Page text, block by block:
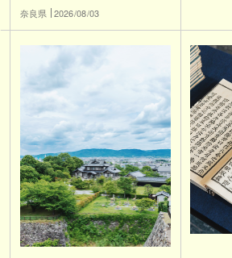
奈良県 2026/08/03